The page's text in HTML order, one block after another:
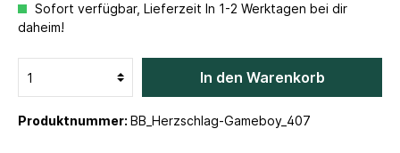
Sofort verfügbar, Lieferzeit In 1-2 Werktagen bei dir
daheim!
In den Warenkorb
Produktnummer: BB_Herzschlag-Gameboy_407